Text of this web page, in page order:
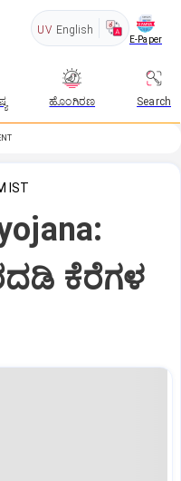
UV English
E-Paper
ಹೊಂಗಿರಣ Search
IST
ಕೆರೆಗಳ